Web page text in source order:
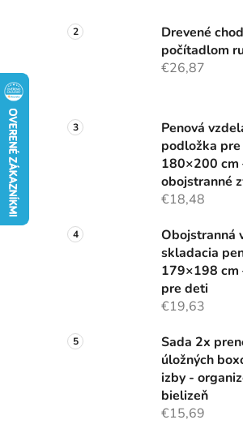
n
Drevené
počítadlom
€26,87
Penová
podložka
180×200 cm
obojstranné
€18,48
Obojstranná
skladacia
179×198 cm
pre deti
€19,63
Sada 2x
úložných
izby -
bielizeň
€15,69